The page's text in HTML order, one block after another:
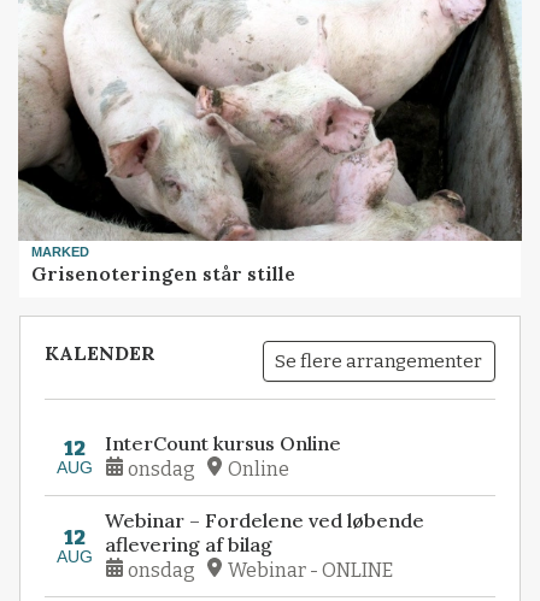
MARKED
Grisenoteringen står stille
KALENDER Se flere arrangementer
12
AUG
InterCount kursus Online
onsdag Online
12
AUG
Webinar – Fordelene ved løbende
aflevering af bilag
onsdag Webinar - ONLINE